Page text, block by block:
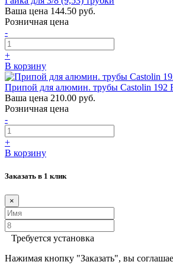
Ваша цена 144.50 руб.
Розничная цена
-
+
В корзину
Припой для алюмин. трубы Castolin 192
Ваша цена 210.00 руб.
Розничная цена
-
+
В корзину
Заказать в 1 клик
×
Требуется установка
Нажимая кнопку "Заказать", вы